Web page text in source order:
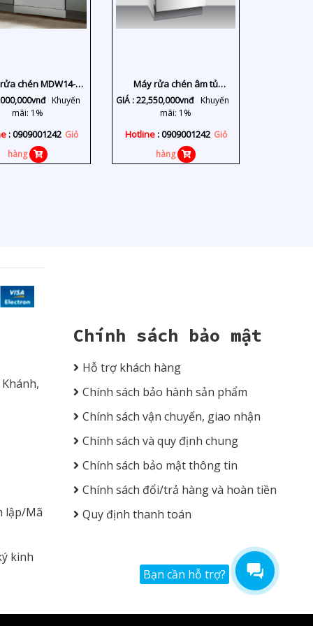
chén MDW14-
S10TFT
vnđ Khuyến
mãi: 1%
: 0909001242 Giỏ
hàng
Máy rửa chén âm tủ
WQP12-J7309E E5
GIÁ :22,550,000vnđ Khuyến
mãi: 1%
Hotline: 0909001242 Giỏ
hàng
lập/Mã
kinh
Chính sách bảo mật
Hỗ trợ khách hàng
Chính sách bảo hành sản phẩm
Chính sách vận chuyển, giao nhận
Chính sách và quy định chung
Chính sách bảo mật thông tin
Chính sách đổi/trả hàng và hoàn tiền
Quy định thanh toán
Bạn cần hỗ trợ?